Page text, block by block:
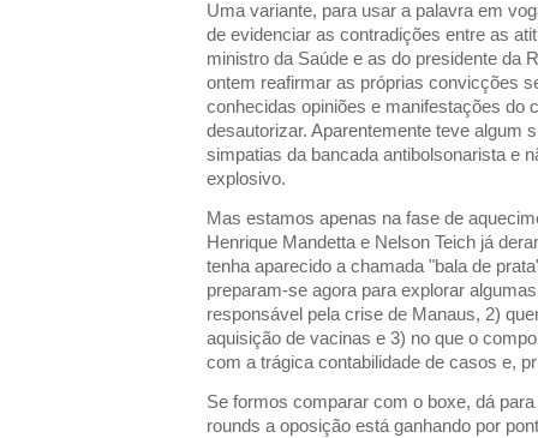
Uma variante, para usar a palavra em
de evidenciar as contradições entre as
ministro da Saúde e as do presidente da
ontem reafirmar as próprias convicções
conhecidas opiniões e manifestações do
desautorizar. Aparentemente teve algum
simpatias da bancada antibolsonarista e
explosivo.
Mas estamos apenas na fase de
Henrique Mandetta e Nelson Teich já
tenha aparecido a chamada "bala de
preparam-se agora para explorar
responsável pela crise de Manaus, 2)
aquisição de vacinas e 3) no que o
com a trágica contabilidade de casos e,
Se formos comparar com o boxe, dá
rounds a oposição está ganhando por